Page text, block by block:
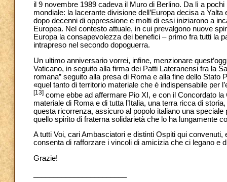
il 9 novembre 1989 cadeva il Muro di Berlino. Da lì a
mondiale: la lacerante divisione dell’Europa decisa a
dopo decenni di oppressione e molti di essi iniziarono a
Europea. Nel contesto attuale, in cui prevalgono nuove
Europa la consapevolezza dei benefici – primo fra tutti la
intrapreso nel secondo dopoguerra.
Un ultimo anniversario vorrei, infine, menzionare
Vaticano, in seguito alla firma dei Patti Lateranensi fra la
romana” seguito alla presa di Roma e alla fine dello
«quel tanto di territorio materiale che è indispensabile per
[13] come ebbe ad affermare Pio XI, e con il Concordato
materiale di Roma e di tutta l’Italia, una terra ricca di
questa ricorrenza, assicuro al popolo italiano una
quello spirito di fraterna solidarietà che lo ha lungamente
A tutti Voi, cari Ambasciatori e distinti Ospiti qui
consenta di rafforzare i vincoli di amicizia che ci legano e
Grazie!